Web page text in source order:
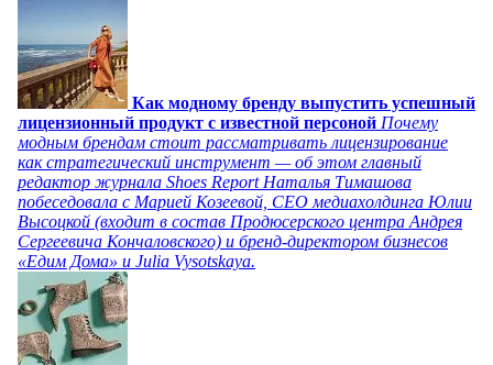
Как модному бренду выпустить успешный
лицензионный продукт с известной персоной Почему
модным брендам стоит рассматривать лицензирование
как стратегический инструмент — об этом главный
редактор журнала Shoes Report Наталья Тимашова
побеседовала с Марией Козеевой, СЕО медиахолдинга Юлии
Высоцкой (входит в состав Продюсерского центра Андрея
Сергеевича Кончаловского) и бренд-директором бизнесов
«Едим Дома» и Julia Vysotskaya.